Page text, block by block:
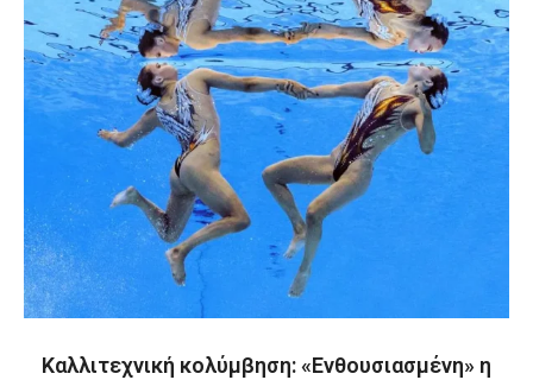
Καλλιτεχνική κολύμβηση: «Ενθουσιασμένη» η